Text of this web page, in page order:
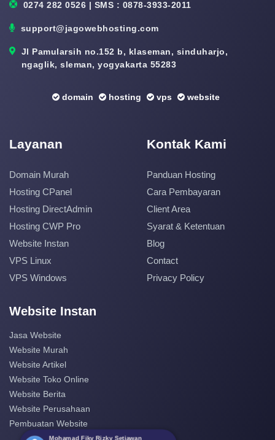
0274 282 0526 | SMS : 0878-3933-2011
support@jagowebhosting.com
Jl Pamularsih no.152 b, klaseman, sinduharjo,
ngaglik, sleman, yogyakarta 55283
domain hosting vps website
Layanan
Domain Murah
Hosting CPanel
Hosting DirectAdmin
Hosting CWP Pro
Website Instan
VPS Linux
VPS Windows
Kontak Kami
Panduan Hosting
Cara Pembayaran
Client Area
Syarat & Ketentuan
Blog
Contact
Privacy Policy
Website Instan
Jasa Website
Website Murah
Website Artikel
Website Toko Online
Website Berita
Website Perusahaan
Pembuatan Website